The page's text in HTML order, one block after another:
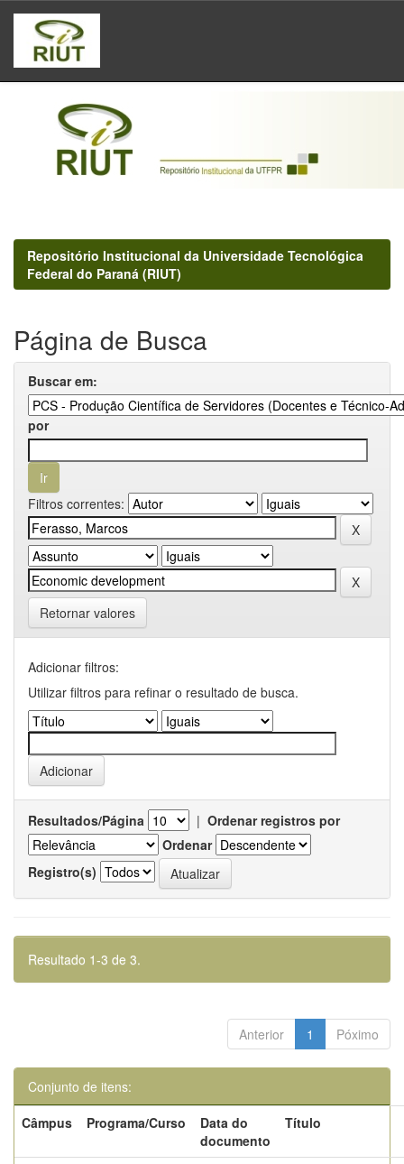
Skip
navigation
Repositório Institucional da Universidade Tecnológica
Federal do Paraná (RIUT)
Página de Busca
Buscar em:
por
Filtros correntes:
Retornar valores
Adicionar filtros:
Utilizar filtros para refinar o resultado de busca.
Resultados/Página | Ordenar registros por
Ordenar
Registro(s)
Resultado 1-3 de 3.
Anterior 1 Póximo
Conjunto de itens:
Câmpus
Programa/Curso
Data do
documento
Título